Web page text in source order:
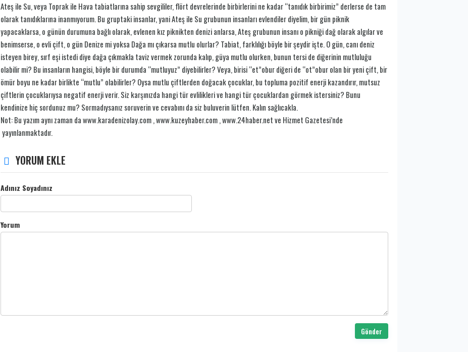
Ateş ile Su, veya Toprak ile Hava tabiatlarına sahip sevgililer, flört devrelerinde birbirlerini ne kadar “tanıdık birbirimiz” derlerse de tam
olarak tanıdıklarına inanmıyorum. Bu gruptaki insanlar, yani Ateş ile Su grubunun insanları evlendiler diyelim, bir gün piknik
yapacaklarsa, o günün durumuna bağlı olarak, evlenen kız piknikten denizi anlarsa, Ateş grubunun insanı o pikniği dağ olarak algılar ve
benimserse, o evli çift, o gün Denize mi yoksa Dağa mı çıkarsa mutlu olurlar? Tabiat, farklılığı böyle bir şeydir işte. O gün, canı deniz
isteyen birey, sırf eşi istedi diye dağa çıkmakla taviz vermek zorunda kalıp, güya mutlu olurken, bunun tersi de diğerinin mutluluğu
olabilir mi? Bu insanların hangisi, böyle bir durumda “mutluyuz” diyebilirler? Veya, birisi “et”obur diğeri de “ot”obur olan bir yeni çift, bir
ömür boyu ne kadar birlikte “mutlu” olabilirler? Oysa mutlu çiftlerden doğacak çocuklar, bu topluma pozitif enerji kazandırır, mutsuz
çiftlerin çocuklarıysa negatif enerji verir. Siz karşınızda hangi tür evlilikleri ve hangi tür çocuklardan görmek istersiniz? Bunu
kendinize hiç sordunuz mu? Sormadıysanız soruverin ve cevabını da siz buluverin lütfen. Kalın sağlıcakla.
Not: Bu yazım aynı zaman da www.karadenizolay.com , www.kuzeyhaber.com , www.24haber.net ve Hizmet Gazetesi’nde
yayınlanmaktadır.
YORUM EKLE
Adınız Soyadınız
Yorum
Gönder